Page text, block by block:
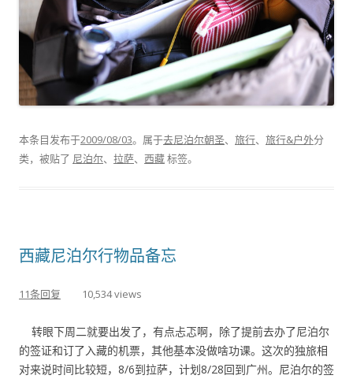
本条目发布于2009/08/03。属于去尼泊尔朝圣、 旅行、 旅行&户外分
类，被贴了 尼泊尔、 拉萨、 西藏标签。
西藏尼泊尔行物品备忘
11条回复 10,534 views
转眼下周二就要出发了，有点忐忑啊，除了提前去办了尼泊尔
的签证和订了入藏的机票，其他基本没做啥功课。这次的独旅相
对来说时间比较短，8/6到拉萨，计划8/28回到广州。尼泊尔的签